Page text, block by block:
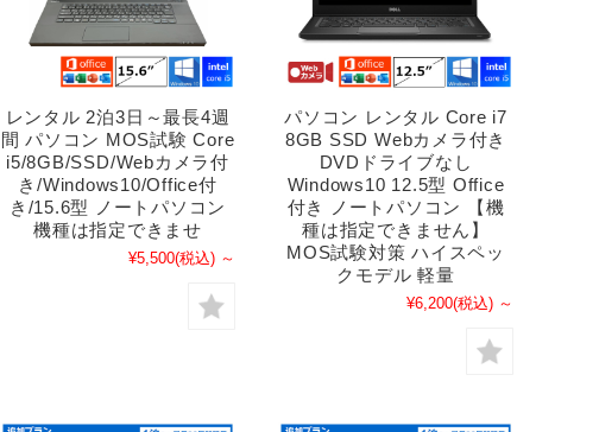
レンタル 2泊3日～最長4週
間 パソコン MOS試験 Core
i5/8GB/SSD/Webカメラ付
き/Windows10/Office付
き/15.6型 ノートパソコン
機種は指定できませ
¥5,500(税込) ～
パソコン レンタル Core i7
8GB SSD Webカメラ付き
DVDドライブなし
Windows10 12.5型 Office
付き ノートパソコン 【機
種は指定できません】
MOS試験対策 ハイスペッ
クモデル 軽量
¥6,200(税込) ～